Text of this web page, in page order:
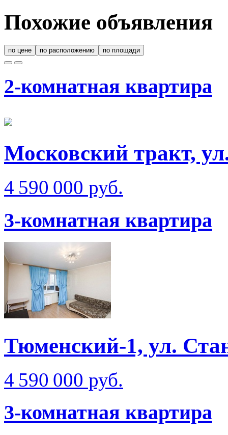
Похожие объявления
по цене по расположению по площади
2-комнатная квартира
Московский тракт,
4 590 000 руб.
3-комнатная квартира
Тюменский-1, ул.
4 590 000 руб.
3-комнатная квартира